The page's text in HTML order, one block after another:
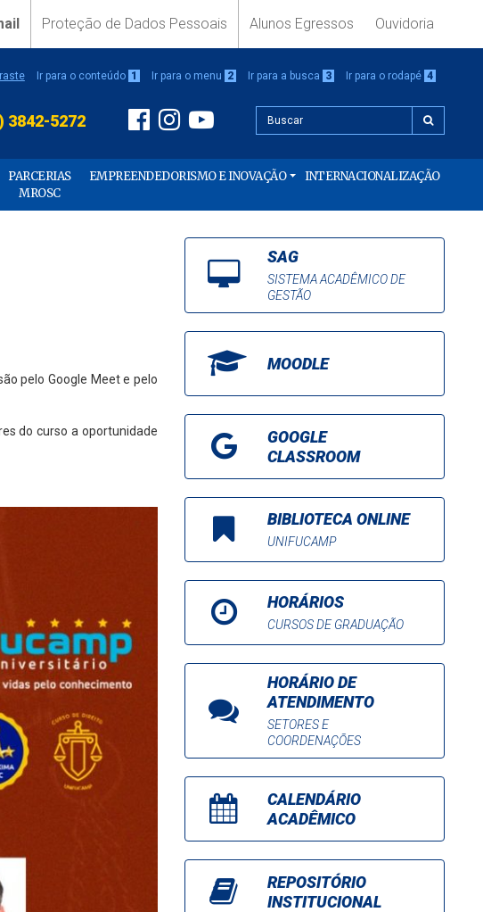
Proteção de Dados Pessoais Alunos Egressos Ouvidoria
Ir para o conteúdo 1 Ir para o menu 2 Ir para a busca 3 Ir para o rodapé 4
3842-5272
PARCERIAS
MROSC
EMPREENDEDORISMO E INOVAÇÃO INTERNACIONALIZAÇÃO
pelo Google Meet e pelo
do curso a oportunidade
SAG
SISTEMA ACADÊMICO DE
GESTÃO
MOODLE
GOOGLE
CLASSROOM
BIBLIOTECA ONLINE
UNIFUCAMP
HORÁRIOS
CURSOS DE GRADUAÇÃO
HORÁRIO DE
ATENDIMENTO
SETORES E
COORDENAÇÕES
CALENDÁRIO
ACADÊMICO
REPOSITÓRIO
INSTITUCIONAL